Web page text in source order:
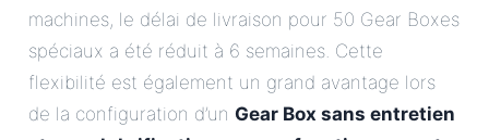
machines, le délai de livraison pour 50 Gear Boxes
spéciaux a été réduit à 6 semaines. Cette
flexibilité est également un grand avantage lors
de la configuration d’un Gear Box sans entretien